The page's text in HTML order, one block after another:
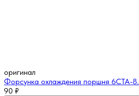
оригинал
Форсунка охлаждения поршня 6CTA-
90 ₽